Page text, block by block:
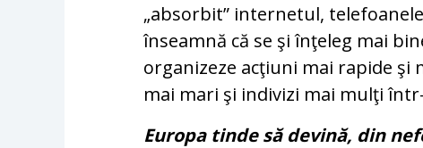
„absorbit” internetul,
înseamnă că se şi înţeleg mai
organizeze acţiuni mai rapide
mai mari şi indivizi mai mulţi
Europa tinde să devină, din